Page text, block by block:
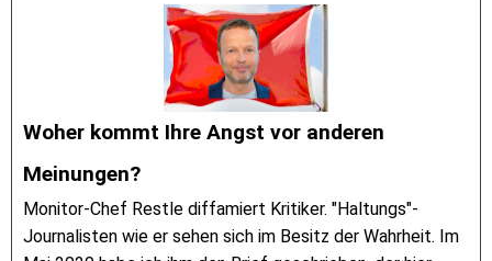
Woher kommt Ihre Angst vor anderen
Meinungen?
Monitor-Chef Restle diffamiert Kritiker. "Haltungs"-
Journalisten wie er sehen sich im Besitz der Wahrheit. Im